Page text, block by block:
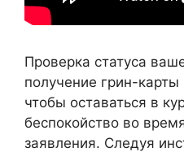
Проверка статуса
получение грин-
чтобы оставаться в
беспокойство во
заявления. Следуя